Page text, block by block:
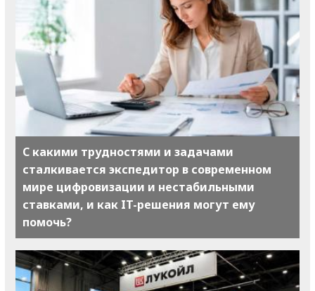
С какими трудностями и задачами
сталкивается экспедитор в современном
мире цифровизации и нестабильными
ставками, и как IT-решения могут ему
помочь?